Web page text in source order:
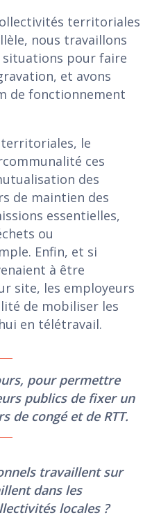
territoriales
nous travaillons
pour faire
et avons
de fonctionnement
le
ces
des
de maintien des
essentielles,
ou
Enfin, et si
à être
site, les employeurs
de mobiliser les
en télétravail.
pour permettre
publics de fixer un
de congé et de RTT.
travaillent sur
dans les
locales ?